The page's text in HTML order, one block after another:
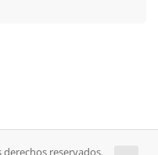
reservados.